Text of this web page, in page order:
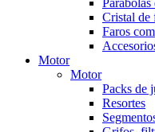
Cristal de
Faros
Motor
Motor
Packs de
Resortes